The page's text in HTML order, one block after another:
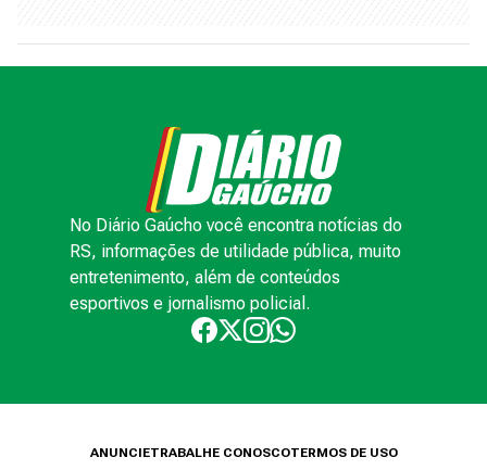
No Diário Gaúcho você encontra notícias do
RS, informações de utilidade pública, muito
entretenimento, além de conteúdos
esportivos e jornalismo policial.
ANUNCIETRABALHE CONOSCOTERMOS DE USO